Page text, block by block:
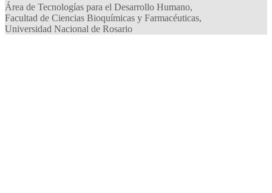
Área de Tecnologías para el Desarrollo Humano,
Facultad de Ciencias Bioquímicas y Farmacéuticas,
Universidad Nacional de Rosario